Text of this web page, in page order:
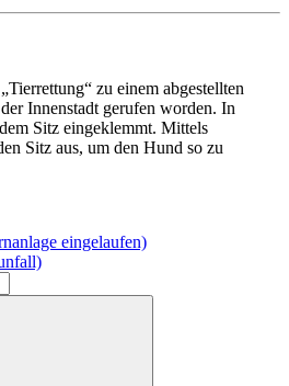
zu einem abgestellten
Innenstadt gerufen worden. In
Sitz eingeklemmt. Mittels
Sitz aus, um den Hund so zu
eingelaufen)